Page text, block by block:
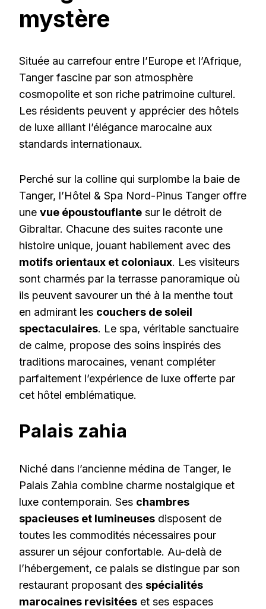
mystère
Située au carrefour entre l’Europe et l’Afrique,
Tanger fascine par son atmosphère
cosmopolite et son riche patrimoine culturel.
Les résidents peuvent y apprécier des hôtels
de luxe alliant l’élégance marocaine aux
standards internationaux.
Perché sur la colline qui surplombe la baie de
Tanger, l’Hôtel & Spa Nord-Pinus Tanger offre
une vue époustouflante sur le détroit de
Gibraltar. Chacune des suites raconte une
histoire unique, jouant habilement avec des
motifs orientaux et coloniaux. Les visiteurs
sont charmés par la terrasse panoramique où
ils peuvent savourer un thé à la menthe tout
en admirant les couchers de soleil
spectaculaires. Le spa, véritable sanctuaire
de calme, propose des soins inspirés des
traditions marocaines, venant compléter
parfaitement l’expérience de luxe offerte par
cet hôtel emblématique.
Palais zahia
Niché dans l’ancienne médina de Tanger, le
Palais Zahia combine charme nostalgique et
luxe contemporain. Ses chambres
spacieuses et lumineuses disposent de
toutes les commodités nécessaires pour
assurer un séjour confortable. Au-delà de
l’hébergement, ce palais se distingue par son
restaurant proposant des spécialités
marocaines revisitées et ses espaces